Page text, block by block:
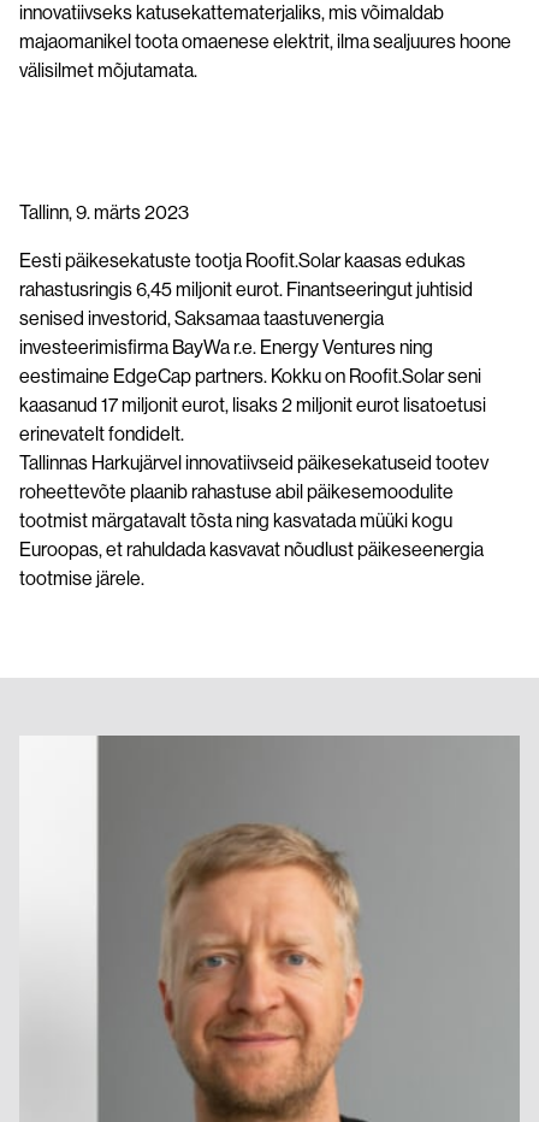
innovatiivseks katusekattematerjaliks, mis võimaldab
majaomanikel toota omaenese elektrit, ilma sealjuures hoone
välisilmet mõjutamata.
Tallinn, 9. märts 2023
Eesti päikesekatuste tootja Roofit.Solar kaasas edukas
rahastusringis 6,45 miljonit eurot. Finantseeringut juhtisid
senised investorid, Saksamaa taastuvenergia
investeerimisfirma BayWa r.e. Energy Ventures ning
eestimaine EdgeCap partners. Kokku on Roofit.Solar seni
kaasanud 17 miljonit eurot, lisaks 2 miljonit eurot lisatoetusi
erinevatelt fondidelt.
Tallinnas Harkujärvel innovatiivseid päikesekatuseid tootev
roheettevõte plaanib rahastuse abil päikesemoodulite
tootmist märgatavalt tõsta ning kasvatada müüki kogu
Euroopas, et rahuldada kasvavat nõudlust päikeseenergia
tootmise järele.